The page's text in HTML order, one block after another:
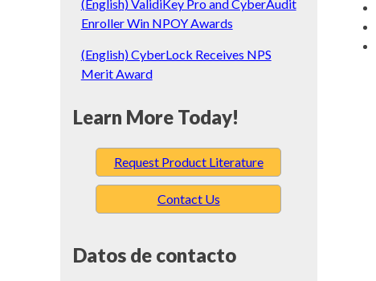
(English) ValidiKey Pro and CyberAudit
Enroller Win NPOY Awards
(English) CyberLock Receives NPS
Merit Award
Learn More Today!
Request Product Literature
Contact Us
Datos de contacto